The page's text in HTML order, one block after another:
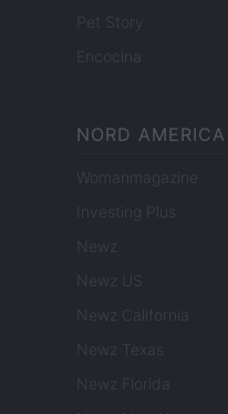
Pet Story
Encocina
NORD AMERICA
Womanmagazine
Investing Plus
Newz
Newz US
Newz California
Newz Texas
Newz Florida